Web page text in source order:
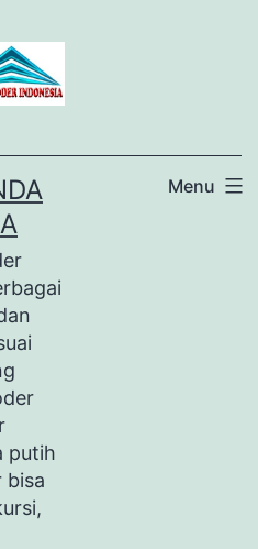
putih
bisa
Menu